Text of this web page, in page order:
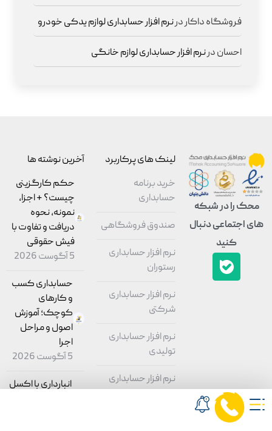
فروشگاه داکاردرنرم افزار حسابداری لوازم یدکی خودرو
احساندرنرم افزار حسابداری لوازم خانگی
محک را در شبکه
های اجتماعی دنبال
کنید
لینک های پرکاربرد
خرید برنامه
حسابداری
صندوق فروشگاهی
نرم افزار حسابداری
رستوران
نرم افزار حسابداری
شرکتی
نرم افزار حسابداری
تولیدی
نرم افزار حسابداری
آخرین نوشته ها
حکم کارگزینی
چیست؟ + اجزا،
نمونه، نحوه
دریافت و تفاوت با
فیش حقوقی
5 آگوست 2026
حسابداری کسب
و کارهای
کوچک؛ آموزش
اصول و مراحل
اجرا
5 آگوست 2026
انبارداری با اکسل